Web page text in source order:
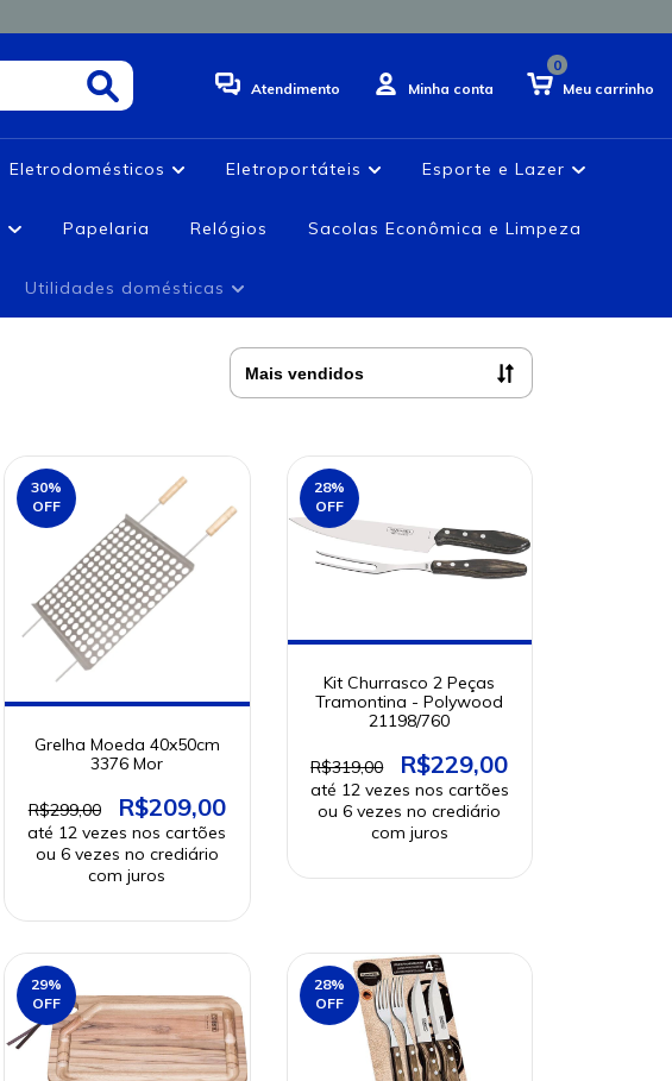
Atendimento Minha conta Meu carrinho
0
Eletrodomésticos Eletroportáteis Esporte e Lazer
Papelaria Relógios Sacolas Econômica e Limpeza
Utilidades domésticas
30%
OFF
Grelha Moeda 40x50cm
3376 Mor
R$299,00 R$209,00
28%
OFF
Kit Churrasco 2 Peças
Tramontina - Polywood
21198/760
R$319,00 R$229,00
29%
OFF
28%
OFF